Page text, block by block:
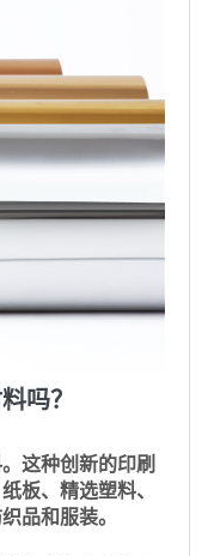
吗？
这种创新的印刷
板、精选塑料、
品和服装。